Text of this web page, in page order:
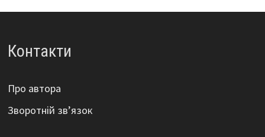
Контакти
Про автора
Зворотній зв’язок